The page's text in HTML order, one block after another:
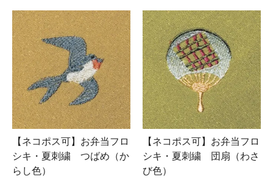
【ネコポス可】お弁当フロ
シキ・夏刺繍 つばめ（か
らし色）
【ネコポス可】お弁当フロ
シキ・夏刺繍 団扇（わさ
び色）